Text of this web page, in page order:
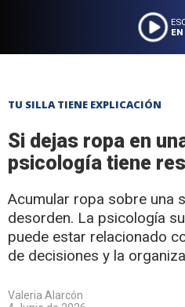
TU SILLA TIENE EXPLICACIÓN
Si dejas ropa en
psicología tiene
Acumular ropa sobre una
desorden. La psicología
puede estar relacionado
de decisiones y la
Valeria Alarcón